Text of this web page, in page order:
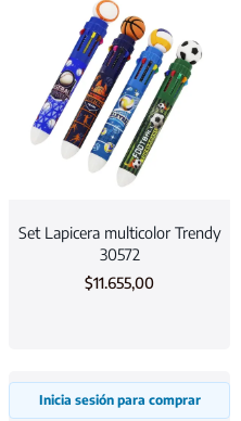
Set Lapicera multicolor Trendy
30572
$11.655,00
Inicia sesión para comprar